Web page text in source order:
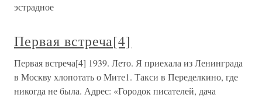
эстрадное
Первая встреча[4]
Первая встреча[4] 1939. Лето. Я приехала из Ленинграда
в Москву хлопотать о Мите1. Такси в Переделкино, где
никогда не была. Адрес: «Городок писателей, дача